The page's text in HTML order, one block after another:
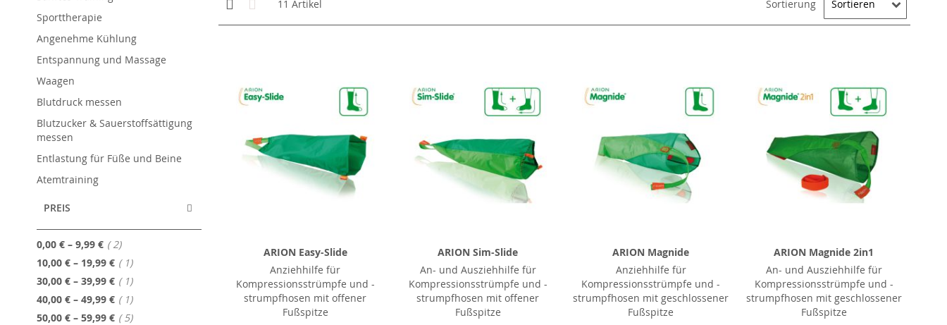
als
11 Artikel Sortierung
ARION Easy-Slide
Anziehhilfe für
Kompressionsstrümpfe und -
strumpfhosen mit offener
Fußspitze
ARION Sim-Slide
An- und Ausziehhilfe für
Kompressionsstrümpfe und -
strumpfhosen mit offener
Fußspitze
ARION Magnide
Anziehhilfe für
Kompressionsstrümpfe und -
strumpfhosen mit geschlossener
Fußspitze
ARION Magnide 2in1
An- und Ausziehhilfe für
Kompressionsstrümpfe und -
strumpfhosen mit geschlossener
Fußspitze
Sporttherapie
Angenehme Kühlung
Entspannung und Massage
Waagen
Blutdruck messen
Blutzucker & Sauerstoffsättigung
messen
Entlastung für Füße und Beine
Atemtraining
PREIS
0,00 € – 9,99 € 2Artikel
10,00 € – 19,99 € 1Artikel
30,00 € – 39,99 € 1Artikel
40,00 € – 49,99 € 1Artikel
50,00 € – 59,99 € 5Artikel